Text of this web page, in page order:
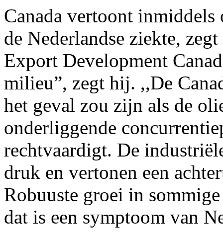
Canada vertoont inmiddels
de Nederlandse ziekte,
Export Development
milieu”, zegt hij. ,,De
het geval zou zijn als de
onderliggende
rechtvaardigt. De
druk en vertonen een
Robuuste groei in
dat is een symptoom van